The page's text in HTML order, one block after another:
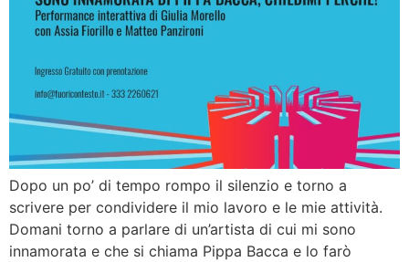
Dopo un po’ di tempo rompo il silenzio e torno a
scrivere per condividere il mio lavoro e le mie attività.
Domani torno a parlare di un’artista di cui mi sono
innamorata e che si chiama Pippa Bacca e lo farò